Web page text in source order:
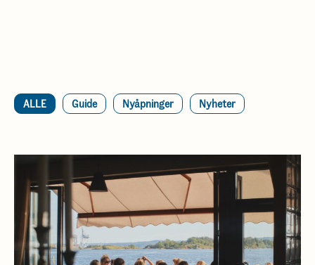
ALLE Guide Nyåpninger Nyheter